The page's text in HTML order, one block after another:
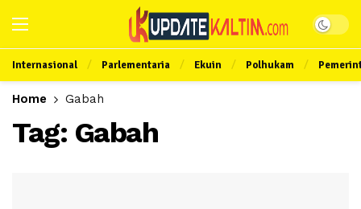
Internasional Parlementaria Ekuin Polhukam
Home Gabah
Tag: Gabah